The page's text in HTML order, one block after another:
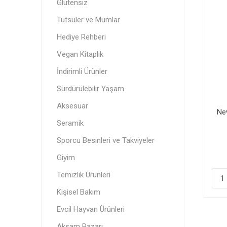
Donuk
Cipsler
Akşam Pazarı
Orfa The
Standard
Vegan
Glutensiz
Tütsüler ve Mumlar
Hediye Rehberi
Vegan Kitaplık
İndirimli Ürünler
Sürdürülebilir Yaşam
Aksesuar
Seramik
Sporcu Besinleri ve Takviyeler
Giyim
Temizlik Ürünleri
Kişisel Bakım
Evcil Hayvan Ürünleri